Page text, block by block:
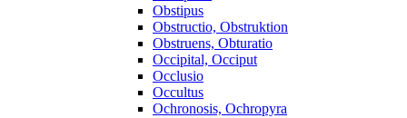
Obstipus
Obstructio, Obstruktion
Obstruens, Obturatio
Occipital, Occiput
Occlusio
Occultus
Ochronosis, Ochropyra